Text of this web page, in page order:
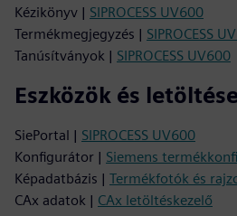
Kézikönyv | SIPROCESS UV600
Termékmegjegyzés | SIPROCESS
Tanúsítványok | SIPROCESS UV600
Eszközök és
SiePortal | SIPROCESS UV600
Konfigurátor | Siemens
Képadatbázis | Termékfotók és
CAx adatok | CAx letöltéskezelő